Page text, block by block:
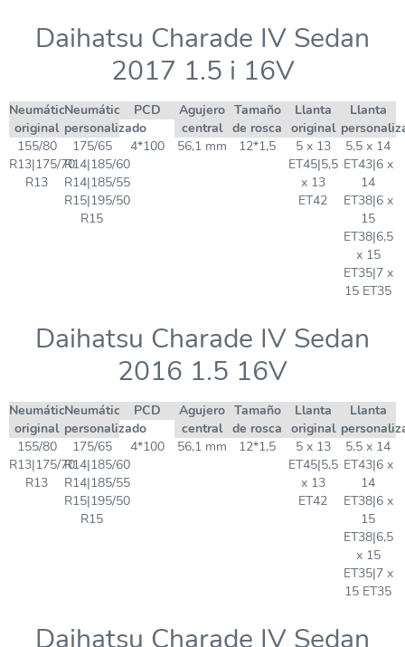
Daihatsu Charade IV Sedan
2017 1.5 i 16V
Neumático
original
Neumático
personalizado
PCD
Agujero
central
Tamaño
de rosca
Llanta
original
Llanta
155/80
R13|175/70
R13
175/65
R14|185/60
R14|185/55
R15|195/50
R15
4*100 56,1 mm 12*1,5
5 x 13
ET45|5,5
x 13
ET42
5,5 x 14
ET43|6 x
14
ET38|6 x
15
ET38|6,5
x 15
ET35|7 x
15 ET35
Daihatsu Charade IV Sedan
2016 1.5 16V
Neumático
original
Neumático
personalizado
PCD
Agujero
central
Tamaño
de rosca
Llanta
original
Llanta
155/80
R13|175/70
R13
175/65
R14|185/60
R14|185/55
R15|195/50
R15
4*100 56,1 mm 12*1,5
5 x 13
ET45|5,5
x 13
ET42
5,5 x 14
ET43|6 x
14
ET38|6 x
15
ET38|6,5
x 15
ET35|7 x
15 ET35
Daihatsu Charade IV Sedan